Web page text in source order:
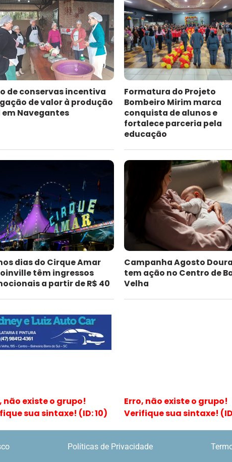
de conservas incentiva
de valor à produção
Navegantes
Formatura do Projeto
Bombeiro Mirim marca
conquista de alunos e
fortalece parceria pela
educação
dias do Cirque Amar
têm ingressos
a partir de R$ 40
Campanha Agosto
tem ação no Centro de
Velha
não existe o grupo!
sua sintaxe! (ID: 10)
Erro, não existe o grupo!
Verifique sua sintaxe!
Políticas de Privacidade